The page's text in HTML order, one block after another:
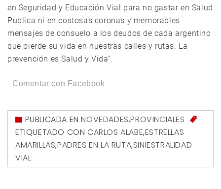
en Seguridad y Educación Vial para no gastar en Salud
Publica ni en costosas coronas y memorables
mensajes de consuelo a los deudos de cada argentino
que pierde su vida en nuestras calles y rutas. La
prevención es Salud y Vida”.
Comentar con Facebook
PUBLICADA ENNOVEDADES,PROVINCIALES
ETIQUETADO CON CARLOS ALABE,ESTRELLAS
AMARILLAS,PADRES EN LA RUTA,SINIESTRALIDAD
VIAL